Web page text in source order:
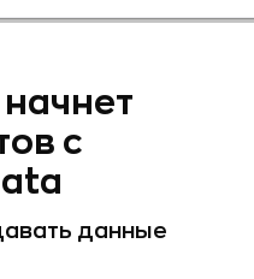
с
данные